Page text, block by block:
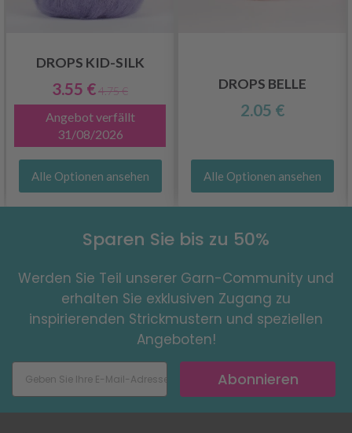
DROPS KID-SILK
3.55 €4.75 €
Angebot verfällt
31/08/2026
Alle Optionen ansehen
DROPS BELLE
2.05 €
Alle Optionen ansehen
Sparen Sie bis zu 50%
Werden Sie Teil unserer Garn-Community und
erhalten Sie exklusiven Zugang zu
inspirierenden Strickmustern und speziellen
Angeboten!
Abonnieren